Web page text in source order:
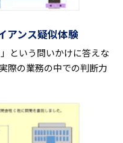
アンス疑似体験
という問いかけに答えな
際の業務の中での判断力